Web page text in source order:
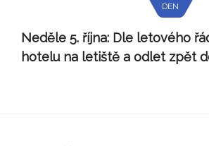
DEN
Neděle 5. října: Dle letového
hotelu na letiště a odlet zpět